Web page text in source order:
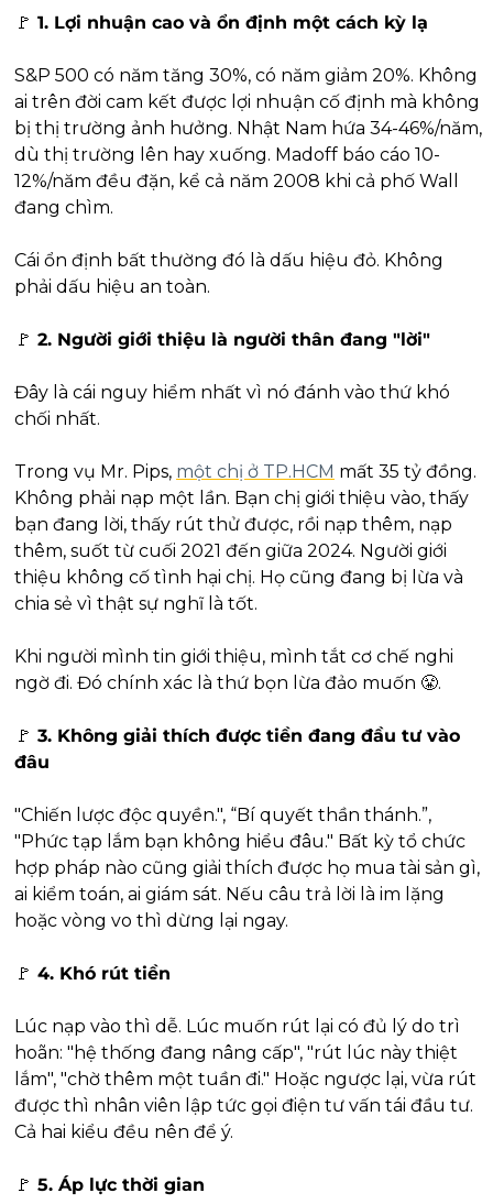
🚩 1. Lợi nhuận cao và ổn định một cách kỳ lạ
S&P 500 có năm tăng 30%, có năm giảm 20%. Không
ai trên đời cam kết được lợi nhuận cố định mà không
bị thị trường ảnh hưởng. Nhật Nam hứa 34-46%/năm,
dù thị trường lên hay xuống. Madoff báo cáo 10-
12%/năm đều đặn, kể cả năm 2008 khi cả phố Wall
đang chìm.
Cái ổn định bất thường đó là dấu hiệu đỏ. Không
phải dấu hiệu an toàn.
🚩 2. Người giới thiệu là người thân đang "lời"
Đây là cái nguy hiểm nhất vì nó đánh vào thứ khó
chối nhất.
Trong vụ Mr. Pips, một chị ở TP.HCM mất 35 tỷ đồng.
Không phải nạp một lần. Bạn chị giới thiệu vào, thấy
bạn đang lời, thấy rút thử được, rồi nạp thêm, nạp
thêm, suốt từ cuối 2021 đến giữa 2024. Người giới
thiệu không cố tình hại chị. Họ cũng đang bị lừa và
chia sẻ vì thật sự nghĩ là tốt.
Khi người mình tin giới thiệu, mình tắt cơ chế nghi
ngờ đi. Đó chính xác là thứ bọn lừa đảo muốn 😤.
🚩 3. Không giải thích được tiền đang đầu tư vào
đâu
"Chiến lược độc quyền.", “Bí quyết thần thánh.”,
"Phức tạp lắm bạn không hiểu đâu." Bất kỳ tổ chức
hợp pháp nào cũng giải thích được họ mua tài sản gì,
ai kiểm toán, ai giám sát. Nếu câu trả lời là im lặng
hoặc vòng vo thì dừng lại ngay.
🚩 4. Khó rút tiền
Lúc nạp vào thì dễ. Lúc muốn rút lại có đủ lý do trì
hoãn: "hệ thống đang nâng cấp", "rút lúc này thiệt
lắm", "chờ thêm một tuần đi." Hoặc ngược lại, vừa rút
được thì nhân viên lập tức gọi điện tư vấn tái đầu tư.
Cả hai kiểu đều nên để ý.
🚩 5. Áp lực thời gian